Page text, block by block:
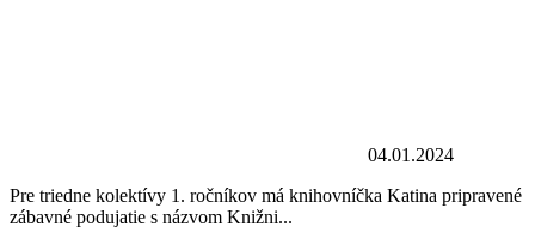
04.01.2024
Pre triedne kolektívy 1. ročníkov má knihovníčka Katina pripravené
zábavné podujatie s názvom Knižni...